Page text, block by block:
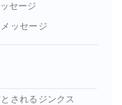
セージ
ッセージ
されるジンクス